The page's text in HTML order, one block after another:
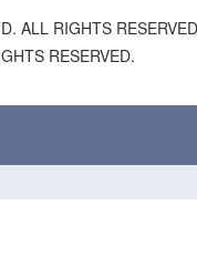
ALL RIGHTS
RESERVED.